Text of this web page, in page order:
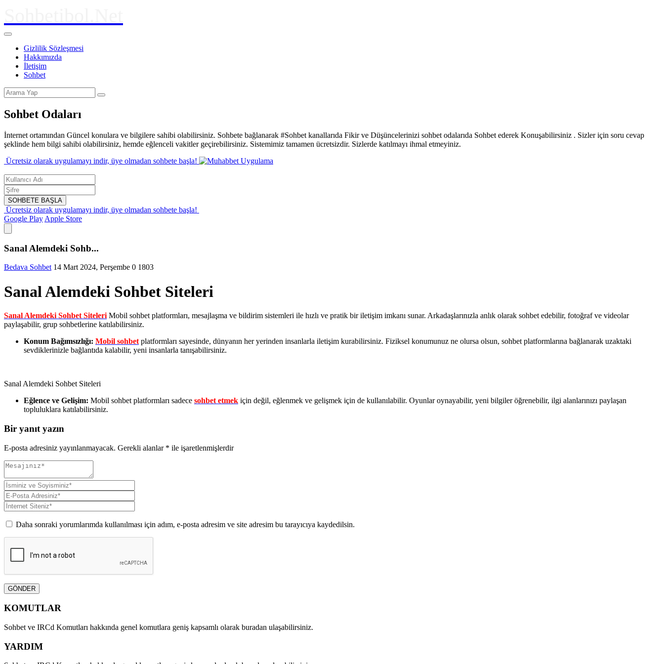
Gizlilik Sözleşmesi
Hakkımızda
İletişim
Sohbet
Sohbet Odaları
İnternet ortamından Güncel konulara ve bilgilere sahibi olabilirsiniz. Sohbete bağlanarak #Sohbet kanallarıda Fikir ve Düşüncelerinizi sohbet odalarıda Sohbet ederek Konuşabilirsiniz . Sizler için soru cevap
şeklinde hem bilgi sahibi olabilirsiniz, hemde eğlenceli vakitler geçirebilirsiniz. Sistemimiz tamamen ücretsizdir. Sizlerde katılmayı ihmal etmeyiniz.
Ücretsiz olarak uygulamayı indir, üye olmadan sohbete başla!
SOHBETE BAŞLA
Ücretsiz olarak uygulamayı indir, üye olmadan sohbete başla!
Google Play Apple Store
Sanal Alemdeki Sohb...
Bedava Sohbet 14 Mart 2024, Perşembe 0 1803
Sanal Alemdeki Sohbet Siteleri
Sanal Alemdeki Sohbet Siteleri Mobil sohbet platformları, mesajlaşma ve bildirim sistemleri ile hızlı ve pratik bir iletişim imkanı sunar. Arkadaşlarınızla anlık olarak sohbet edebilir, fotoğraf ve videolar
paylaşabilir, grup sohbetlerine katılabilirsiniz.
Konum Bağımsızlığı: Mobil sohbet platformları sayesinde, dünyanın her yerinden insanlarla iletişim kurabilirsiniz. Fiziksel konumunuz ne olursa olsun, sohbet platformlarına bağlanarak uzaktaki
sevdiklerinizle bağlantıda kalabilir, yeni insanlarla tanışabilirsiniz.
Sanal Alemdeki Sohbet Siteleri
Eğlence ve Gelişim: Mobil sohbet platformları sadece sohbet etmek için değil, eğlenmek ve gelişmek için de kullanılabilir. Oyunlar oynayabilir, yeni bilgiler öğrenebilir, ilgi alanlarınızı paylaşan
topluluklara katılabilirsiniz.
Bir yanıt yazın
E-posta adresiniz yayınlanmayacak. Gerekli alanlar * ile işaretlenmişlerdir
Daha sonraki yorumlarımda kullanılması için adım, e-posta adresim ve site adresim bu tarayıcıya kaydedilsin.
GÖNDER
KOMUTLAR
Sohbet ve IRCd Komutları hakkında genel komutlara geniş kapsamlı olarak buradan ulaşabilirsiniz.
YARDIM